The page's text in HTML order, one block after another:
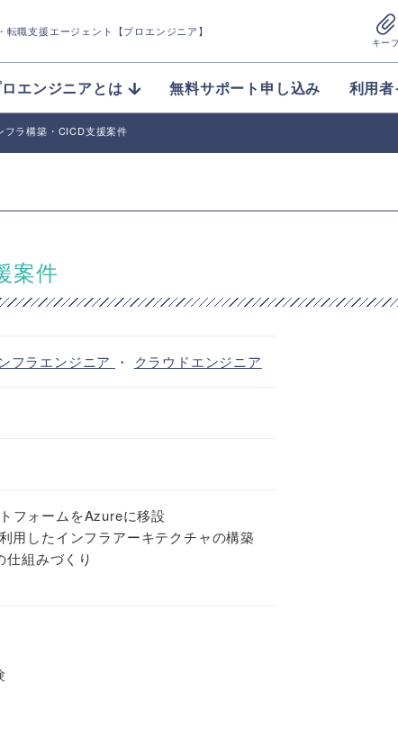
・転職支援エージェント【プロエンジニア】
キー
エンジニアとは 無料サポート申し込み 利用
フラ構築・CICD支援案件
案件
フラエンジニア ・ クラウドエンジニア
フォームをAzureに移設
用したインフラアーキテクチャの構築
組みづくり